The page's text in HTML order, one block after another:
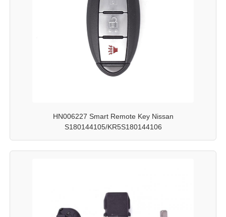
HN006227 Smart Remote Key Nissan
S180144105/KR5S180144106